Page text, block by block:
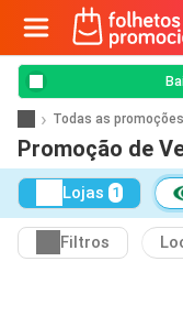
Todas as promoções
Promoção de
Lojas 1
Filtros